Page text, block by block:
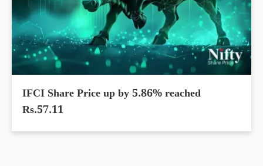
IFCI Share Price up by 5.86% reached
Rs.57.11